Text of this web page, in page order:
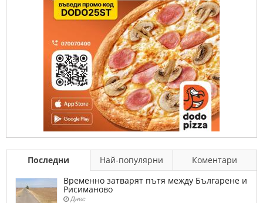
Последни Най-популярни
Коментари
Временно затварят пътя между Българене и
Рисиманово
Днес